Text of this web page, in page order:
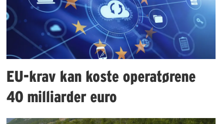
EU-krav kan koste operatørene
40 milliarder euro